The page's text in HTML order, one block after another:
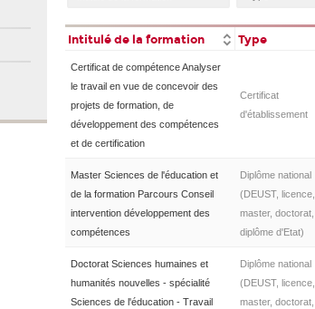
Intitulé de la formation Type
Certificat de compétence Analyser
le travail en vue de concevoir des
projets de formation, de
développement des compétences
et de certification
Certificat
d'établissement
Master Sciences de l'éducation et
de la formation Parcours Conseil
intervention développement des
compétences
Diplôme national
(DEUST, licence,
master, doctorat,
diplôme d'Etat)
Doctorat Sciences humaines et
humanités nouvelles - spécialité
Sciences de l'éducation - Travail
Diplôme national
(DEUST, licence,
master, doctorat,